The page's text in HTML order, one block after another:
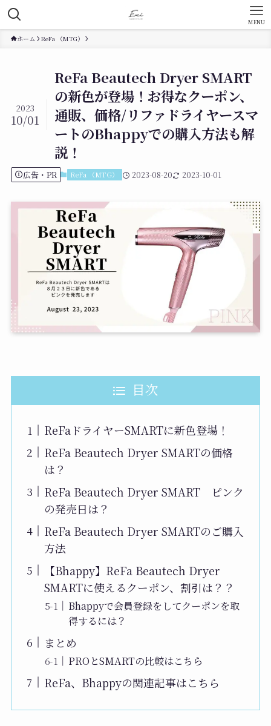
MENU
ホーム ReFa （MTG）
ReFa Beautech Dryer SMART
の新色が登場！お得なクーポン、
通販、価格/リファドライヤースマ
ートのBhappyでの購入方法も解
説！
2023
10/01
広告・PR ReFa （MTG） 2023-08-20 2023-10-01
目次
ReFaドライヤーSMARTに新色登場！
ReFa Beautech Dryer SMARTの価格
は？
ReFa Beautech Dryer SMART ピンク
の発売日は？
ReFa Beautech Dryer SMARTのご購入
方法
【Bhappy】ReFa Beautech Dryer
SMARTに使えるクーポン、割引は？？
Bhappyで会員登録をしてクーポンを取
得するには？
まとめ
PROとSMARTの比較はこちら
ReFa、Bhappyの関連記事はこちら